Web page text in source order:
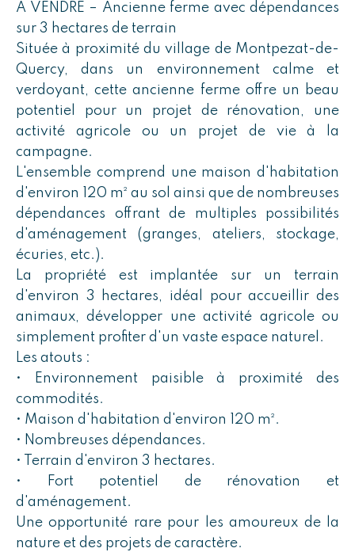
À VENDRE – Ancienne ferme avec dépendances
sur 3 hectares de terrain
Située à proximité du village de Montpezat-de-
Quercy, dans un environnement calme et
verdoyant, cette ancienne ferme offre un beau
potentiel pour un projet de rénovation, une
activité agricole ou un projet de vie à la
campagne.
L'ensemble comprend une maison d'habitation
d'environ 120 m² au sol ainsi que de nombreuses
dépendances offrant de multiples possibilités
d'aménagement (granges, ateliers, stockage,
écuries, etc.).
La propriété est implantée sur un terrain
d'environ 3 hectares, idéal pour accueillir des
animaux, développer une activité agricole ou
simplement profiter d'un vaste espace naturel.
Les atouts :
• Environnement paisible à proximité des
commodités.
• Maison d'habitation d'environ 120 m².
• Nombreuses dépendances.
• Terrain d'environ 3 hectares.
• Fort potentiel de rénovation et
d'aménagement.
Une opportunité rare pour les amoureux de la
nature et des projets de caractère.